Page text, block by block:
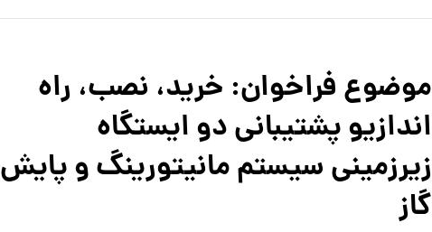
موضوع فراخوان: خريد، نصب، راه
اندازيو پشتیبانی دو ايستگاه
زيرزميني سيستم مانيتورينگ و پايش
گاز